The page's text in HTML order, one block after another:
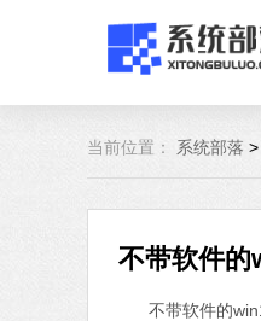
当前位置： 系统部落 >
不带软件
不带软件的